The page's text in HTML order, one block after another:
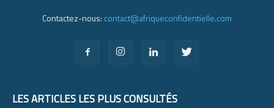
Contactez-nous: contact@afriqueconfidentielle.com
LES ARTICLES LES PLUS CONSULTÉS